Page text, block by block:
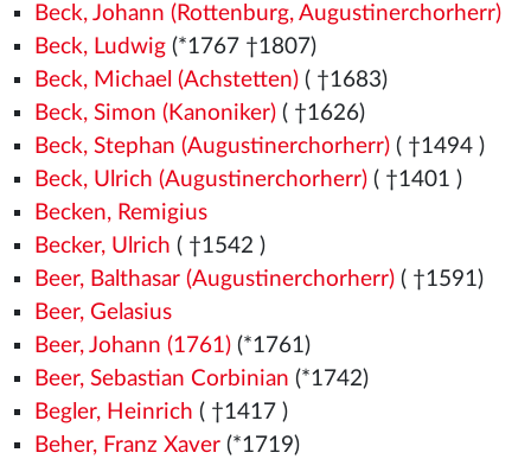
Beck, Johann (Rottenburg, Augustinerchorherr)
Beck, Ludwig(*1767 †1807)
Beck, Michael (Achstetten)( †1683)
Beck, Simon (Kanoniker)( †1626)
Beck, Stephan (Augustinerchorherr)( †1494 )
Beck, Ulrich (Augustinerchorherr)( †1401 )
Becken, Remigius
Becker, Ulrich ( †1542 )
Beer, Balthasar (Augustinerchorherr)( †1591)
Beer, Gelasius
Beer, Johann (1761)(*1761)
Beer, Sebastian Corbinian (*1742)
Begler, Heinrich ( †1417 )
Beher, Franz Xaver(*1719)